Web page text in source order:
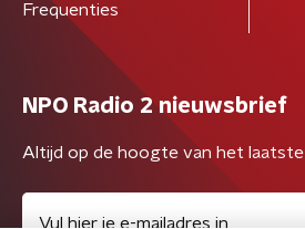
Frequenties
NPO Radio 2 nieuwsbrief
Altijd op de hoogte van het laatste